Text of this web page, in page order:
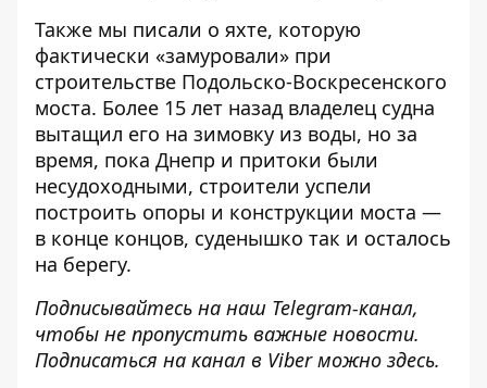
Также мы писали о яхте, которую
фактически «замуровали» при
строительстве Подольско-Воскресенского
моста. Более 15 лет назад владелец судна
вытащил его на зимовку из воды, но за
время, пока Днепр и притоки были
несудоходными, строители успели
построить опоры и конструкции моста —
в конце концов, суденышко так и осталось
на берегу.
Подписывайтесь на наш Telegram-канал,
чтобы не пропустить важные новости.
Подписаться на канал в Viber можно здесь.